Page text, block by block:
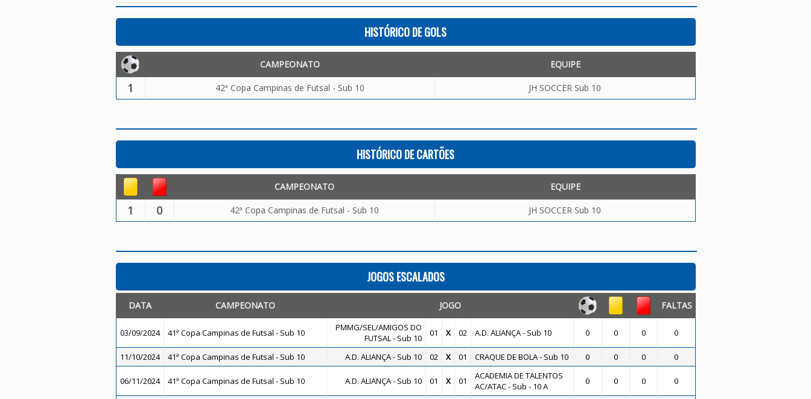
HISTÓRICO DE GOLS
CAMPEONATO EQUIPE
1 42ª Copa Campinas de Futsal - Sub 10 JH SOCCER Sub 10
HISTÓRICO DE CARTÕES
CAMPEONATO EQUIPE
1 0 42ª Copa Campinas de Futsal - Sub 10 JH SOCCER Sub 10
JOGOS ESCALADOS
DATA CAMPEONATO JOGO FALTAS
03/09/2024 41ª Copa Campinas de Futsal - Sub 10
PMMG/SEL/AMIGOS DO
FUTSAL - Sub 10
01 X 02 A.D. ALIANÇA - Sub 10 0 0 0 0
11/10/2024 41ª Copa Campinas de Futsal - Sub 10 A.D. ALIANÇA - Sub 10 02 X 01 CRAQUE DE BOLA - Sub 10 0 0 0 0
06/11/2024 41ª Copa Campinas de Futsal - Sub 10 A.D. ALIANÇA - Sub 10 01 X 01
ACADEMIA DE TALENTOS
AC/ATAC - Sub - 10 A
0 0 0 0